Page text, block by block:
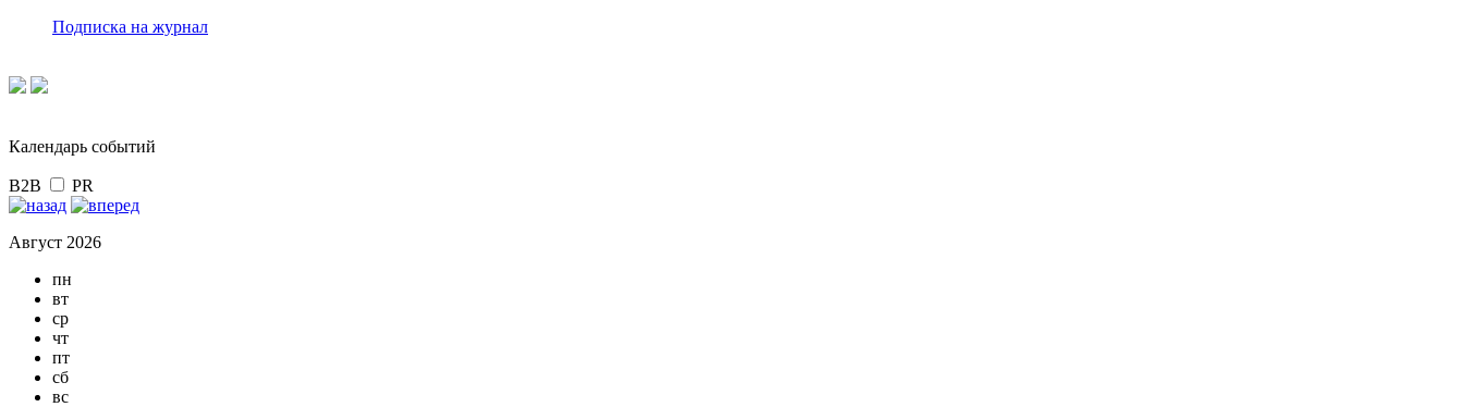
Подписка на журнал
Календарь событий
B2B PR
Август 2026
пн
вт
ср
чт
пт
сб
вс